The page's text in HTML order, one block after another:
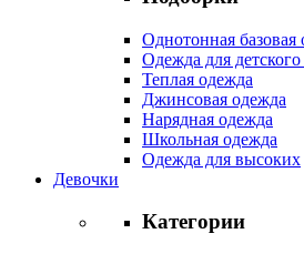
Однотонная базовая
Одежда для детского
Теплая одежда
Джинсовая одежда
Нарядная одежда
Школьная одежда
Одежда для высоких
Девочки
Категории